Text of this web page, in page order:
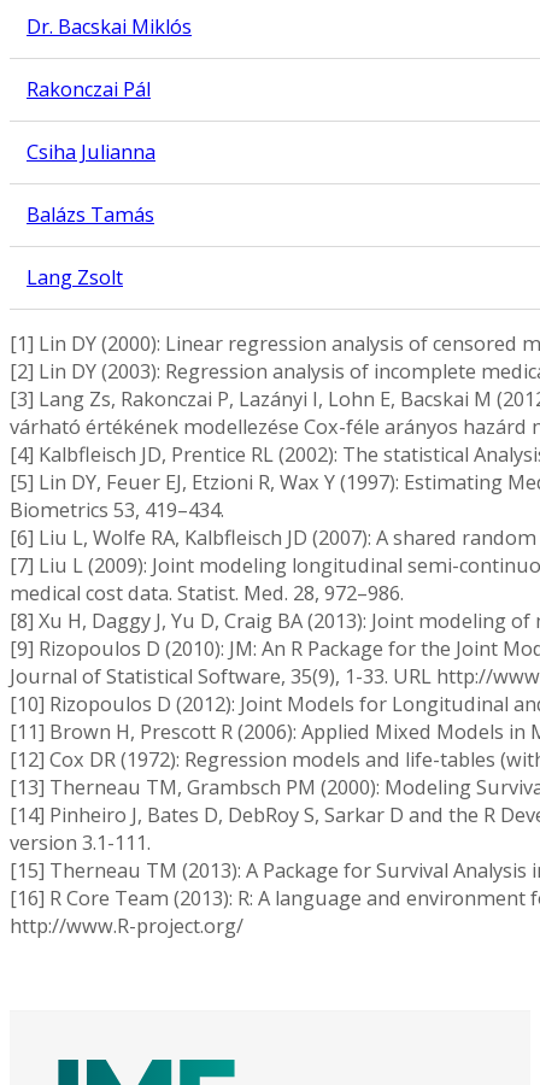
Dr. Bacskai Miklós
Rakonczai Pál
Csiha Julianna
Balázs Tamás
Lang Zsolt
[1] Lin DY (2000): Linear regression analysis of censored
[2] Lin DY (2003): Regression analysis of incomplete
[3] Lang Zs, Rakonczai P, Lazányi I, Lohn E, Bacskai M
várható értékének modellezése Cox-féle arányos hazárd
[4] Kalbfleisch JD, Prentice RL (2002): The statistical
[5] Lin DY, Feuer EJ, Etzioni R, Wax Y (1997): Estimating
Biometrics 53, 419–434.
[6] Liu L, Wolfe RA, Kalbfleisch JD (2007): A shared
[7] Liu L (2009): Joint modeling longitudinal semi-
medical cost data. Statist. Med. 28, 972–986.
[8] Xu H, Daggy J, Yu D, Craig BA (2013): Joint modeling
[9] Rizopoulos D (2010): JM: An R Package for the Joint
Journal of Statistical Software, 35(9), 1-33. URL http://
[10] Rizopoulos D (2012): Joint Models for Longitudinal
[11] Brown H, Prescott R (2006): Applied Mixed Models in
[12] Cox DR (1972): Regression models and life-tables
[13] Therneau TM, Grambsch PM (2000): Modeling
[14] Pinheiro J, Bates D, DebRoy S, Sarkar D and the R
version 3.1-111.
[15] Therneau TM (2013): A Package for Survival Analysis
[16] R Core Team (2013): R: A language and
http://www.R-project.org/